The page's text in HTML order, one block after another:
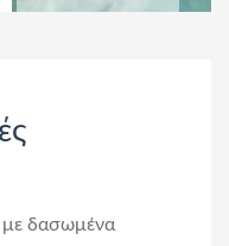
με δασωμένα